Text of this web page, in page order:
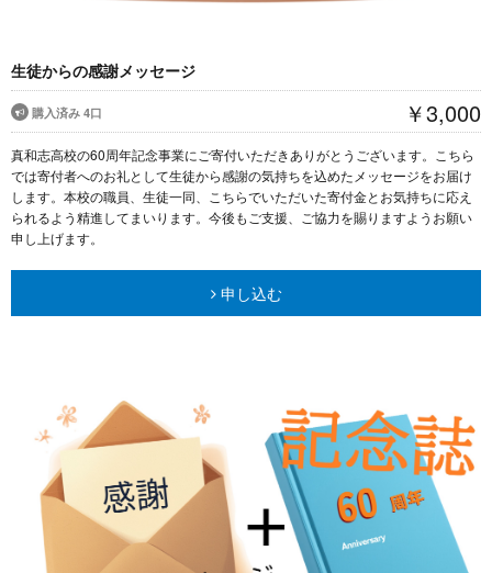
生徒からの感謝メッセージ
購入済み 4口 ￥3,000
真和志高校の60周年記念事業にご寄付いただきありがとうございます。こちら
では寄付者へのお礼として生徒から感謝の気持ちを込めたメッセージをお届け
します。本校の職員、生徒一同、こちらでいただいた寄付金とお気持ちに応え
られるよう精進してまいります。今後もご支援、ご協力を賜りますようお願い
申し上げます。
申し込む